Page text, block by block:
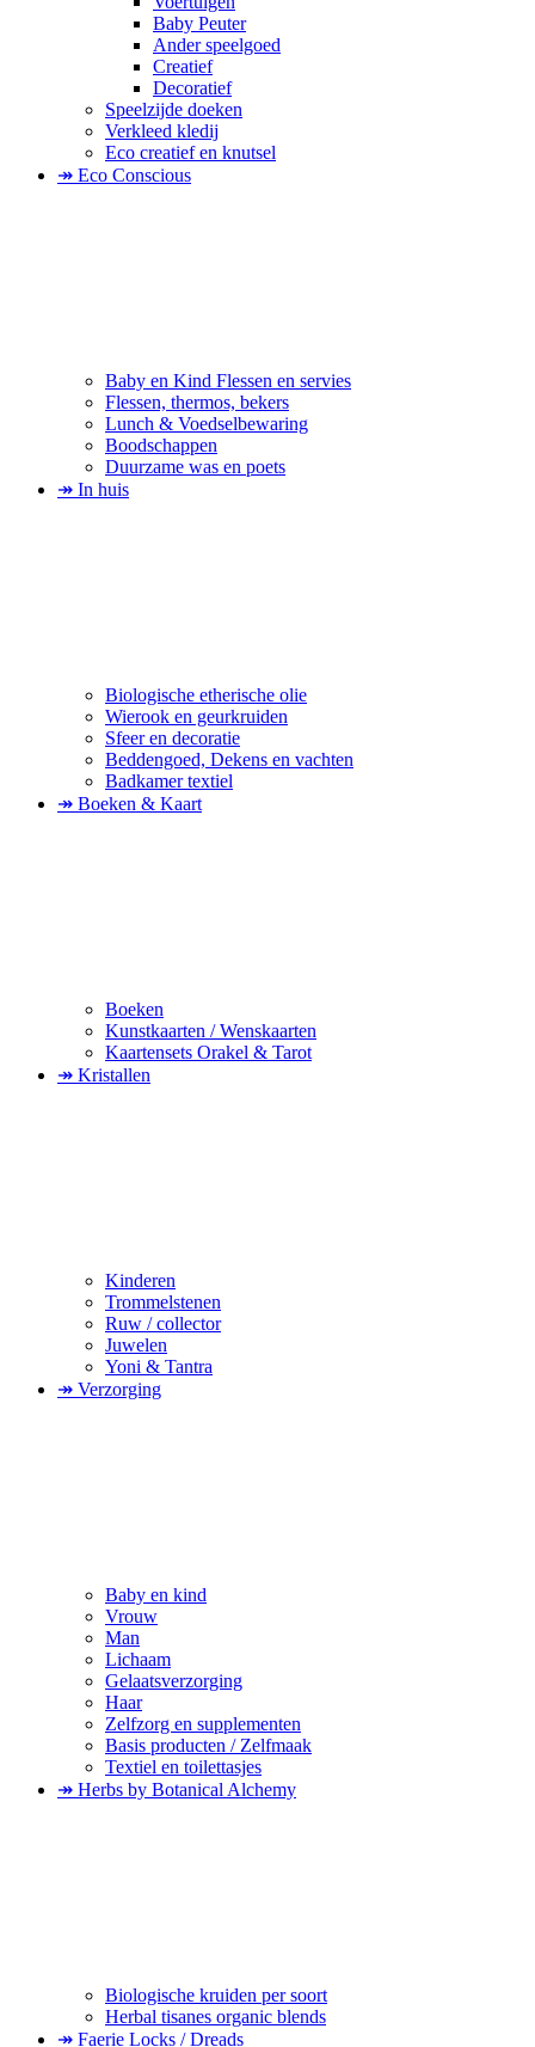
Baby Peuter
Ander speelgoed
Creatief
Decoratief
Speelzijde doeken
Verkleed kledij
Eco creatief en knutsel
↠ Eco Conscious
Baby en Kind Flessen en servies
Flessen, thermos, bekers
Lunch & Voedselbewaring
Boodschappen
Duurzame was en poets
↠ In huis
Biologische etherische olie
Wierook en geurkruiden
Sfeer en decoratie
Beddengoed, Dekens en vachten
Badkamer textiel
↠ Boeken & Kaart
Boeken
Kunstkaarten / Wenskaarten
Kaartensets Orakel & Tarot
↠ Kristallen
Kinderen
Trommelstenen
Ruw / collector
Juwelen
Yoni & Tantra
↠ Verzorging
Baby en kind
Vrouw
Man
Lichaam
Gelaatsverzorging
Haar
Zelfzorg en supplementen
Basis producten / Zelfmaak
Textiel en toilettasjes
↠ Herbs by Botanical Alchemy
Biologische kruiden per soort
Herbal tisanes organic blends
↠ Faerie Locks / Dreads